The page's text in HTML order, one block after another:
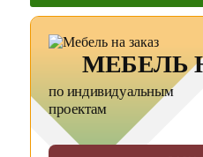
МЕБЕЛЬ
по индивидуальным
проектам